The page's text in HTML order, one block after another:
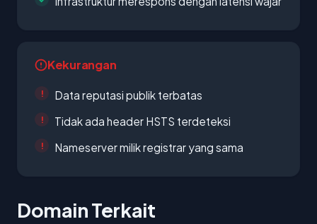
Kekurangan
Data reputasi publik terbatas
Tidak ada header HSTS terdeteksi
Nameserver milik registrar yang sama
Domain Terkait